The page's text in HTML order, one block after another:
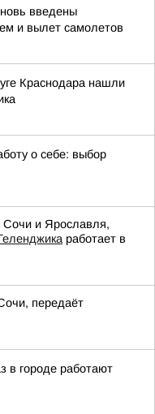
введены
и вылет самолетов
Краснодара нашли
о себе: выбор
Сочи и Ярославля,
работает в
передаёт
в городе работают